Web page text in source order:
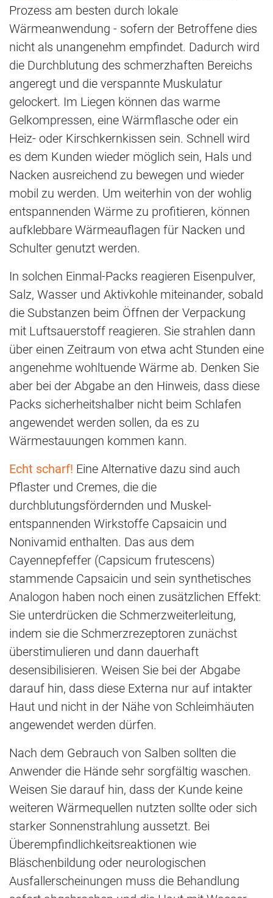
Prozess am besten durch lokale
Wärmeanwendung - sofern der Betroffene dies
nicht als unangenehm empfindet. Dadurch wird
die Durchblutung des schmerzhaften Bereichs
angeregt und die verspannte Muskulatur
gelockert. Im Liegen können das warme
Gelkompressen, eine Wärmflasche oder ein
Heiz- oder Kirschkernkissen sein. Schnell wird
es dem Kunden wieder möglich sein, Hals und
Nacken ausreichend zu bewegen und wieder
mobil zu werden. Um weiterhin von der wohlig
entspannenden Wärme zu profitieren, können
aufklebbare Wärmeauflagen für Nacken und
Schulter genutzt werden.
In solchen Einmal-Packs reagieren Eisenpulver,
Salz, Wasser und Aktivkohle miteinander, sobald
die Substanzen beim Öffnen der Verpackung
mit Luftsauerstoff reagieren. Sie strahlen dann
über einen Zeitraum von etwa acht Stunden eine
angenehme wohltuende Wärme ab. Denken Sie
aber bei der Abgabe an den Hinweis, dass diese
Packs sicherheitshalber nicht beim Schlafen
angewendet werden sollen, da es zu
Wärmestauungen kommen kann.
Echt scharf! Eine Alternative dazu sind auch
Pflaster und Cremes, die die
durchblutungsfördernden und Muskel-
entspannenden Wirkstoffe Capsaicin und
Nonivamid enthalten. Das aus dem
Cayennepfeffer (Capsicum frutescens)
stammende Capsaicin und sein synthetisches
Analogon haben noch einen zusätzlichen Effekt:
Sie unterdrücken die Schmerzweiterleitung,
indem sie die Schmerzrezeptoren zunächst
überstimulieren und dann dauerhaft
desensibilisieren. Weisen Sie bei der Abgabe
darauf hin, dass diese Externa nur auf intakter
Haut und nicht in der Nähe von Schleimhäuten
angewendet werden dürfen.
Nach dem Gebrauch von Salben sollten die
Anwender die Hände sehr sorgfältig waschen.
Weisen Sie darauf hin, dass der Kunde keine
weiteren Wärmequellen nutzten sollte oder sich
starker Sonnenstrahlung aussetzt. Bei
Überempfindlichkeitsreaktionen wie
Bläschenbildung oder neurologischen
Ausfallerscheinungen muss die Behandlung